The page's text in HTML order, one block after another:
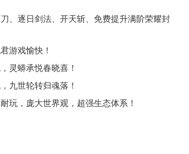
、逐日剑法、开天斩、免费提升满阶荣耀封
游戏愉快！
灵蟒承悦春晓喜！
九世轮转归魂落！
玩，庞大世界观，超强生态体系！